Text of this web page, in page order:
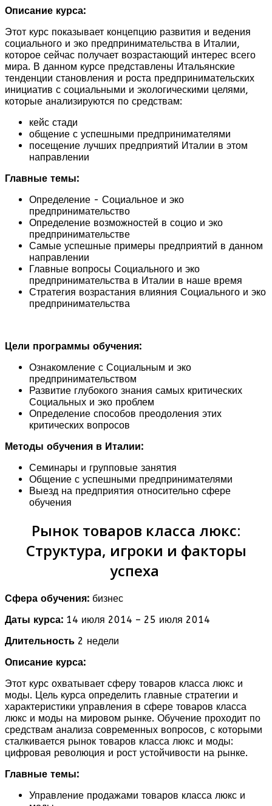
Описание курса:
Этот курс показывает концепцию развития и ведения
социального и эко предпринимательства в Италии,
которое сейчас получает возрастающий интерес всего
мира. В данном курсе представлены Итальянские
тенденции становления и роста предпринимательских
инициатив с социальными и экологическими целями,
которые анализируются по средствам:
кейс стади
общение с успешными предпринимателями
посещение лучших предприятий Италии в этом
направлении
Главные темы:
Определение - Социальное и эко
предпринимательство
Определение возможностей в социо и эко
предпринимательстве
Самые успешные примеры предприятий в данном
направлении
Главные вопросы Социального и эко
предпринимательства в Италии в наше время
Стратегия возрастания влияния Социального и эко
предпринимательства
Цели программы обучения:
Ознакомление с Социальным и эко
предпринимательством
Развитие глубокого знания самых критических
Социальных и эко проблем
Определение способов преодоления этих
критических вопросов
Методы обучения в Италии:
Семинары и групповые занятия
Общение с успешными предпринимателями
Выезд на предприятия относительно сфере
обучения
Рынок товаров класса люкс:
Структура, игроки и факторы
успеха
Сфера обучения: бизнес
Даты курса: 14 июля 2014 – 25 июля 2014
Длительность 2 недели
Описание курса:
Этот курс охватывает сферу товаров класса люкс и
моды. Цель курса определить главные стратегии и
характеристики управления в сфере товаров класса
люкс и моды на мировом рынке. Обучение проходит по
средствам анализа современных вопросов, с которыми
сталкивается рынок товаров класса люкс и моды:
цифровая революция и рост устойчивости на рынке.
Главные темы:
Управление продажами товаров класса люкс и